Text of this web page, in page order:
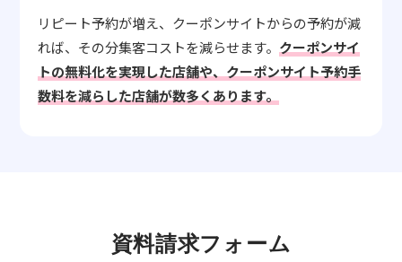
リピート予約が増え、クーポンサイトからの予約が減
れば、その分集客コストを減らせます。クーポンサイ
トの無料化を実現した店舗や、クーポンサイト予約手
数料を減らした店舗が数多くあります。
資料請求フォーム